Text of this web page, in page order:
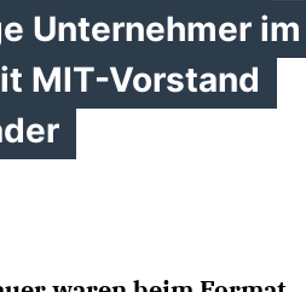
Unternehmer im
MIT-Vorstand